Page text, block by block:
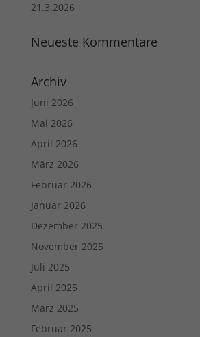
21.3.2026
Neueste Kommentare
Archiv
Juni 2026
Mai 2026
April 2026
März 2026
Februar 2026
Januar 2026
Dezember 2025
November 2025
Juli 2025
April 2025
März 2025
Februar 2025